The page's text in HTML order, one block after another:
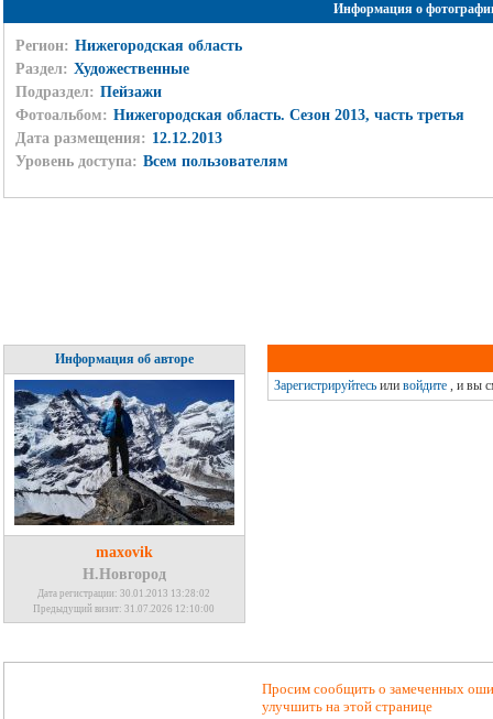
Информация о
Регион: Нижегородская область
Раздел: Художественные
Подраздел: Пейзажи
Фотоальбом: Нижегородская область. Сезон 2013, часть третья
Дата размещения: 12.12.2013
Уровень доступа: Всем пользователям
Информация об авторе
maxovik
Н.Новгород
Дата регистрации: 30.01.2013 13:28:02
Предыдущий визит: 31.07.2026 12:10:00
Зарегистрируйтесьили войдите, и вы
Просим сообщить о замеченных
улучшить на этой странице